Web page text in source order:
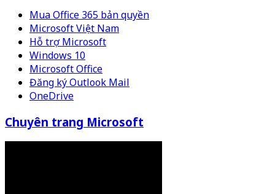
Mua Office 365 bản quyền
Microsoft Việt Nam
Hỗ trợ Microsoft
Windows 10
Microsoft Office
Đăng ký Outlook Mail
OneDrive
Chuyên trang Microsoft